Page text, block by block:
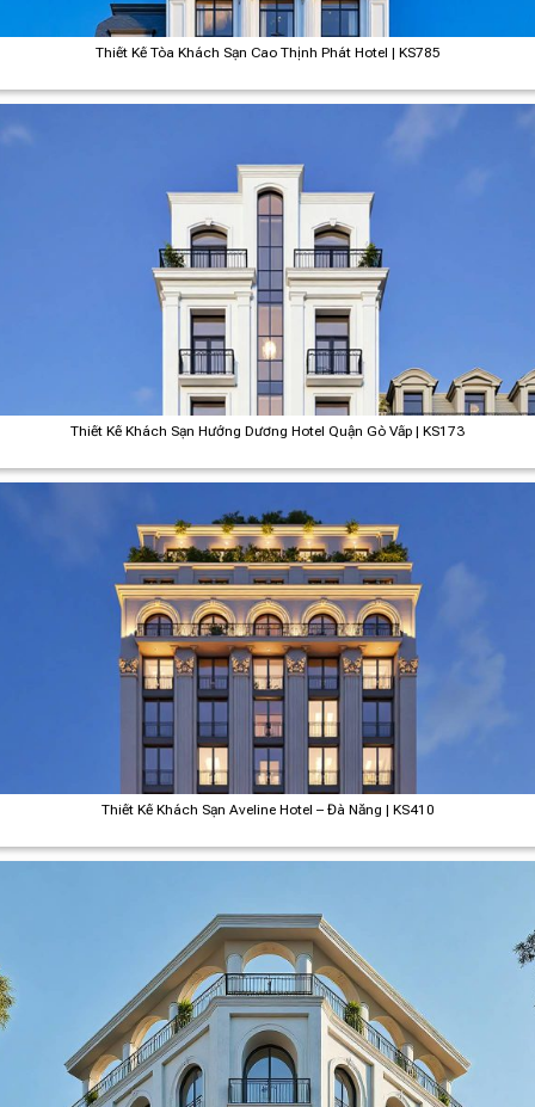
Thiết Kế Tòa Khách Sạn Cao Thịnh Phát Hotel | KS785
Thiết Kế Khách Sạn Hướng Dương Hotel Quận Gò Vấp | KS173
Thiết Kế Khách Sạn Aveline Hotel – Đà Nẵng | KS410